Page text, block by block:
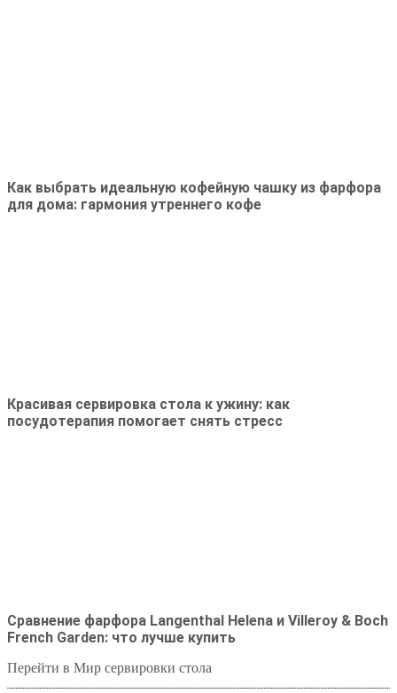
Как выбрать идеальную кофейную чашку из фарфора
для дома: гармония утреннего кофе
Красивая сервировка стола к ужину: как
посудотерапия помогает снять стресс
Сравнение фарфора Langenthal Helena и Villeroy & Boch
French Garden: что лучше купить
Перейти в Мир сервировки стола